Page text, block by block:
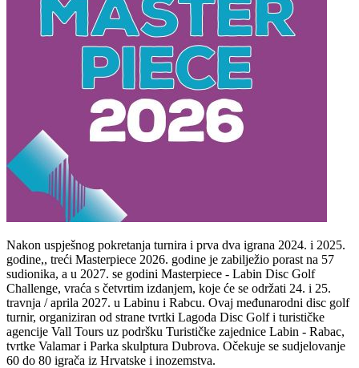
Nakon uspješnog pokretanja turnira i prva dva igrana 2024. i 2025.
godine,, treći Masterpiece 2026. godine je zabilježio porast na 57
sudionika, a u 2027. se godini Masterpiece - Labin Disc Golf
Challenge, vraća s četvrtim izdanjem, koje će se održati 24. i 25.
travnja / aprila 2027. u Labinu i Rabcu. Ovaj međunarodni disc golf
turnir, organiziran od strane tvrtki Lagoda Disc Golf i turističke
agencije Vall Tours uz podršku Turističke zajednice Labin - Rabac,
tvrtke Valamar i Parka skulptura Dubrova. Očekuje se sudjelovanje
60 do 80 igrača iz Hrvatske i inozemstva.